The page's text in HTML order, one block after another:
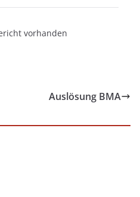
vorhanden
Auslösung BMA